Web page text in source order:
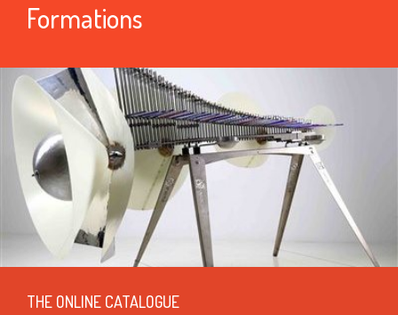
Formations
THE ONLINE CATALOGUE